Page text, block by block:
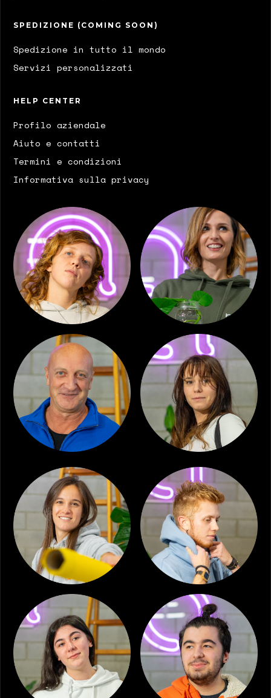
HELP CENTER
Profilo aziendale
Aiuto e contatti
Termini e condizioni
Informativa sulla privacy
SPEDIZIONE (COMING SOON)
Spedizione in tutto il mondo
Servizi personalizzati